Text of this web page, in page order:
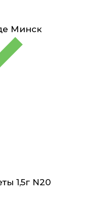
Минск
1,5г N20